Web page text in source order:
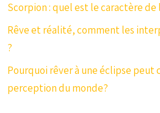
Scorpion : quel est le caractère de
Rêve et réalité, comment les
?
Pourquoi rêver à une éclipse peut
perception du monde?